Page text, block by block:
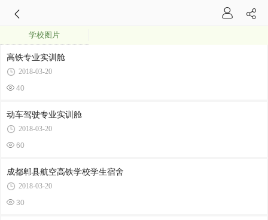
学校图片
高铁专业实训舱
2018-03-20
40
动车驾驶专业实训舱
2018-03-20
60
成都郫县航空高铁学校学生宿舍
2018-03-20
30